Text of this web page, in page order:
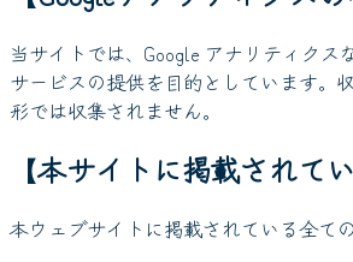
当サイトでは、Google アナリティク
サービスの提供を目的としています。
形では収集されません。
【本サイトに掲載されて
本ウェブサイトに掲載されている全て